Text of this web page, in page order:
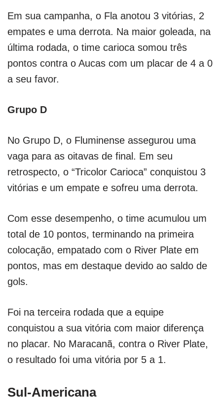
Em sua campanha, o Fla anotou 3 vitórias, 2
empates e uma derrota. Na maior goleada, na
última rodada, o time carioca somou três
pontos contra o Aucas com um placar de 4 a 0
a seu favor.
Grupo D
No Grupo D, o Fluminense assegurou uma
vaga para as oitavas de final. Em seu
retrospecto, o “Tricolor Carioca” conquistou 3
vitórias e um empate e sofreu uma derrota.
Com esse desempenho, o time acumulou um
total de 10 pontos, terminando na primeira
colocação, empatado com o River Plate em
pontos, mas em destaque devido ao saldo de
gols.
Foi na terceira rodada que a equipe
conquistou a sua vitória com maior diferença
no placar. No Maracanã, contra o River Plate,
o resultado foi uma vitória por 5 a 1.
Sul-Americana